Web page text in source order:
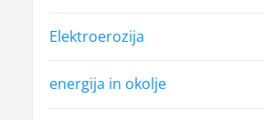
Elektroerozija
energija in okolje